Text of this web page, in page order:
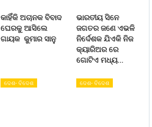
କାହିଁକି ଅଚାନକ ବିବାଦ
ଘେରକୁ ଆସିଲେ
ଗାୟକ କୁମାର ସାନୁ
ଭାରତୀୟ ସିନେ
ଜଗତର ଜଣେ ଏଭଳି
ନିର୍ଦେଶକ ଯିଏକି ନିଜ
କ୍ୟାରିଅର ରେ
ଗୋଟିଏ ମଧ୍ୟ…
ଦେଶ- ବିଦେଶ ଦେଶ- ବିଦେଶ